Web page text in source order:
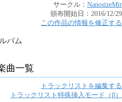
サークル： NanosizeMir
頒布開始日： 2016/12/29
この作品の情報を修正する
バム
曲一覧
トラックリストを編集する
トラックリスト特殊挿入モード（β）